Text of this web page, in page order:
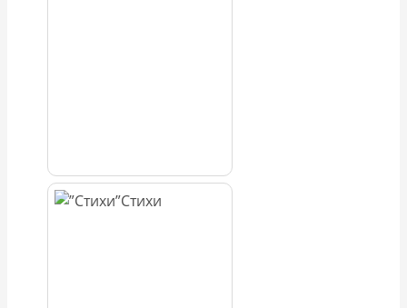
Стихи